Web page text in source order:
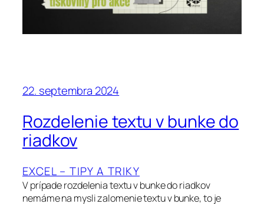
22. septembra 2024
Rozdelenie textu v bunke do
riadkov
EXCEL – TIPY A TRIKY
V prípade rozdelenia textu v bunke do riadkov
nemáme na mysli zalomenie textu v bunke, to je